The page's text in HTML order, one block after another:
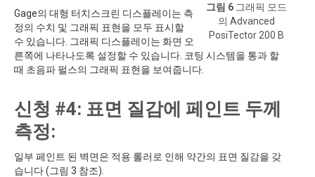
그림 6 그래픽 모드
의 Advanced
PosiTector 200 B
Gage의 대형 터치스크린 디스플레이는 측
정의 수치 및 그래픽 표현을 모두 표시할
수 있습니다. 그래픽 디스플레이는 화면 오
른쪽에 나타나도록 설정할 수 있습니다. 코팅 시스템을 통과 할
때 초음파 펄스의 그래픽 표현을 보여줍니다.
신청 #4: 표면 질감에 페인트 두께
측정:
일부 페인트 된 벽면은 적용 롤러로 인해 약간의 표면 질감을 갖
습니다 (그림 3 참조).